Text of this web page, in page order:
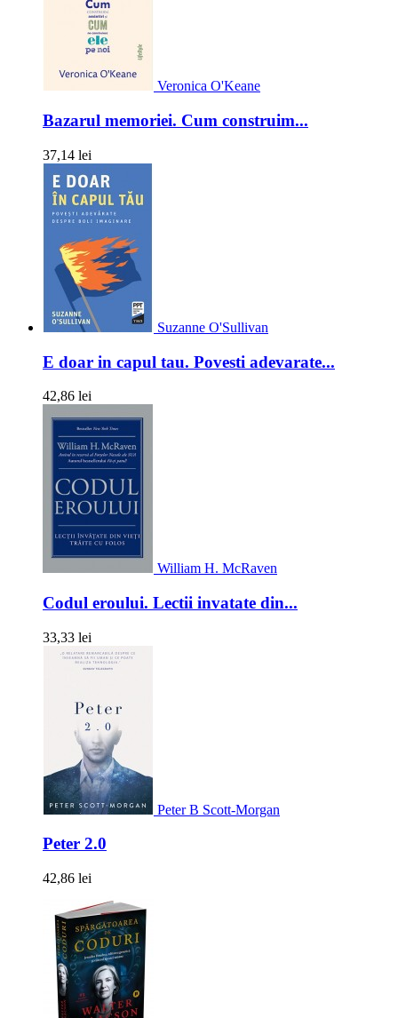
Veronica O'Keane
Bazarul memoriei. Cum construim...
37,14 lei
Suzanne O'Sullivan
E doar in capul tau. Povesti adevarate...
42,86 lei
William H. McRaven
Codul eroului. Lectii invatate din...
33,33 lei
Peter B Scott-Morgan
Peter 2.0
42,86 lei